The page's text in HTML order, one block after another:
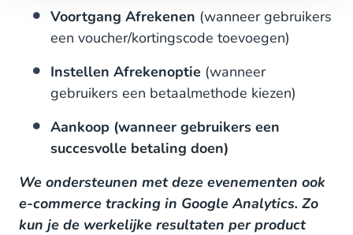
Voortgang Afrekenen (wanneer gebruikers
een voucher/kortingscode toevoegen)
Instellen Afrekenoptie (wanneer
gebruikers een betaalmethode kiezen)
Aankoop (wanneer gebruikers een
succesvolle betaling doen)
We ondersteunen met deze evenementen ook
e-commerce tracking in Google Analytics. Zo
kun je de werkelijke resultaten per product